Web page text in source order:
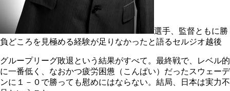
選手、監督ともに勝
負どころを見極める経験が足りなかったと語るセルジオ越後
グループリーグ敗退という結果がすべて。最終戦で、レベル的
に一番低く、なおかつ疲労困憊（こんぱい）だったスウェーデ
ンに１－０で勝っても慰めにはならない。結局、日本は実力不